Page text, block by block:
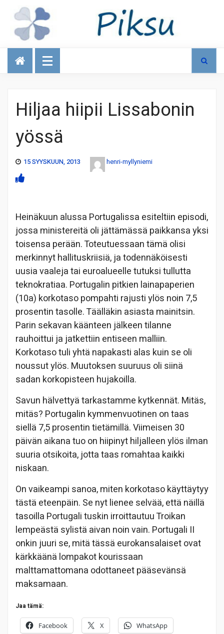
Talous
Hiljaa hiipii Lissabonin
yössä
15 SYYSKUUN, 2013 henri-myllyniemi
Heinäkuun alussa Portugalissa esiteltiin episodi,
jossa ministereitä oli jättämässä paikkansa yksi
toisensa perään. Toteutuessaan tämä olisi
merkinnyt hallituskriisiä, ja todennäköisesti
uusia vaaleja tai euroalueelle tutuksi tullutta
teknokratiaa. Portugalin pitkien lainapaperien
(10a) korkotaso pompahti rajusti ylös noin 7,5
prosentin tasolle. Täälläkin asiasta mainitsin.
Parin sekavan käänteen jälkeen tilanne
rauhoittui ja jatkettiin entiseen malliin.
Korkotaso tuli yhtä napakasti alas kuin se oli
noussut ylös. Muutoksen suuruus oli siinä
sadan korkopisteen hujakoilla.
Savun hälvettyä tarkastamme kytkennät. Mitäs,
mitäs? Portugalin kymmenvuotinen on taas
siellä 7,5 prosentin tietämillä. Viimeisen 30
päivän aikana tuo on hiipinyt hiljalleen ylös ilman
suuria otsikoita, jotta taas romahtaa kaikki
niskaan.
On vaikeampi sanoa, miten korkotaso käyttäytyy
tästä eteenpäin. Se nyt lienee selvää, että näillä
tasoilla Portugali tuskin irroittautuu Troikan
lempeästä sylistä aivan noin vain. Portugali II
onkin juuri se, mitä tässä eurokansalaiset ovat
kärkkäänä lompakot kourissaan
malttamattomana odottaneet pääsevänsä
maksamaan.
Jaa tämä:
Facebook X WhatsApp